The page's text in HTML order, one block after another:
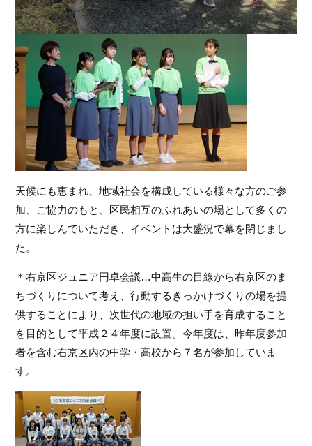
天候にも恵まれ、地域社会を構成している様々な方のご参
加、ご協力のもと、区民相互のふれあいの場として多くの
方に楽しんでいただき、イベントは大盛況で幕を閉じまし
た。
＊右京区ジュニア円卓会議…中高生の目線から右京区のま
ちづくりについて考え、行動するきっかけづくりの場を提
供することにより、次世代の地域の担い手を育成すること
を目的として平成２４年度に設置。今年度は、昨年度参加
者を含む右京区内の中学・高校から７名が参加していま
す。